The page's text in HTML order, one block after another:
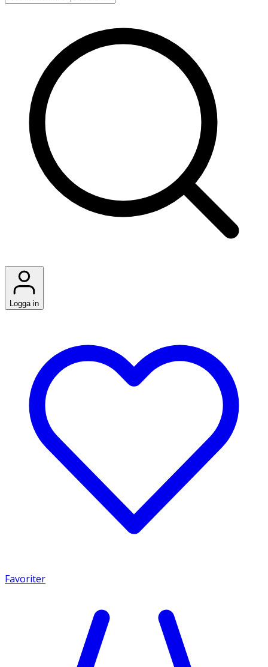
Logga in
Favoriter